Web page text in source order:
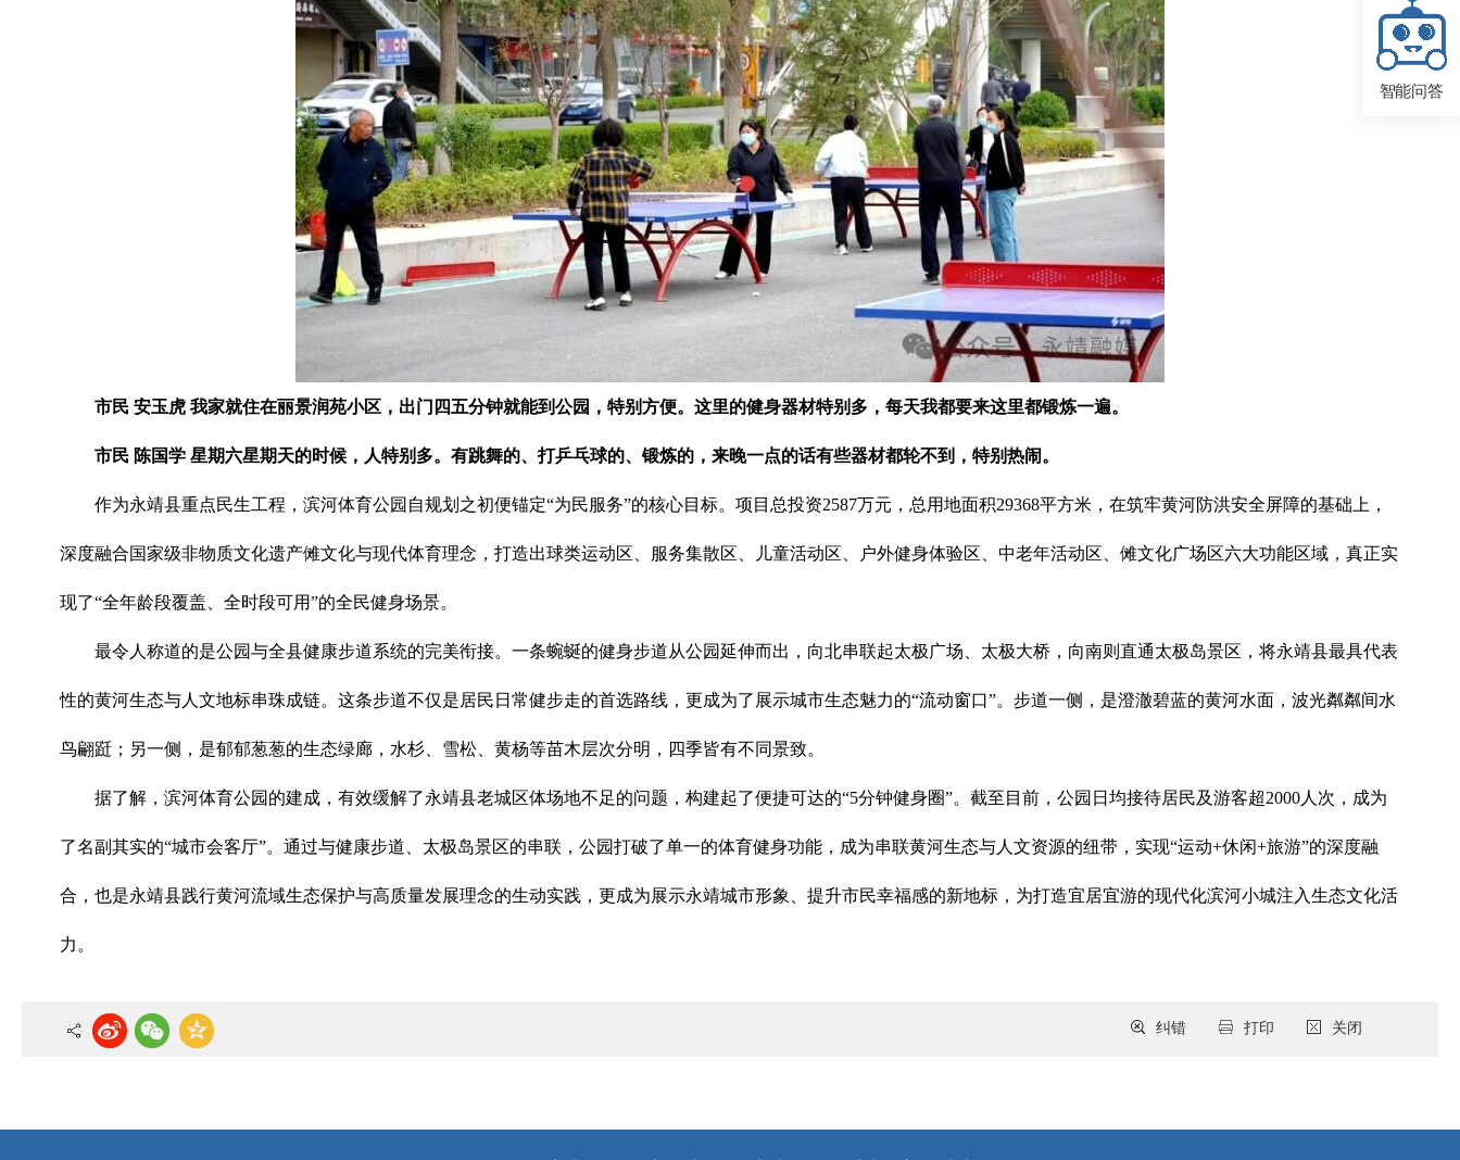
市民 安玉虎 我家就住在丽景润苑小区，出门四五分钟就能到公园，特别方便。这里的健身器材特别多，每天我都要来这里都锻炼一遍。
市民 陈国学 星期六星期天的时候，人特别多。有跳舞的、打乒乓球的、锻炼的，来晚一点的话有些器材都轮不到，特别热闹。
作为永靖县重点民生工程，滨河体育公园自规划之初便锚定“为民服务”的核心目标。项目总投资2587万元，总用地面积29368平方米，在筑牢黄河防洪安全屏障的基础上，
深度融合国家级非物质文化遗产傩文化与现代体育理念，打造出球类运动区、服务集散区、儿童活动区、户外健身体验区、中老年活动区、傩文化广场区六大功能区域，真正实
现了“全年龄段覆盖、全时段可用”的全民健身场景。
最令人称道的是公园与全县健康步道系统的完美衔接。一条蜿蜒的健身步道从公园延伸而出，向北串联起太极广场、太极大桥，向南则直通太极岛景区，将永靖县最具代表
性的黄河生态与人文地标串珠成链。这条步道不仅是居民日常健步走的首选路线，更成为了展示城市生态魅力的“流动窗口”。步道一侧，是澄澈碧蓝的黄河水面，波光粼粼间水
鸟翩跹；另一侧，是郁郁葱葱的生态绿廊，水杉、雪松、黄杨等苗木层次分明，四季皆有不同景致。
据了解，滨河体育公园的建成，有效缓解了永靖县老城区体场地不足的问题，构建起了便捷可达的“5分钟健身圈”。截至目前，公园日均接待居民及游客超2000人次，成为
了名副其实的“城市会客厅”。通过与健康步道、太极岛景区的串联，公园打破了单一的体育健身功能，成为串联黄河生态与人文资源的纽带，实现“运动+休闲+旅游”的深度融
合，也是永靖县践行黄河流域生态保护与高质量发展理念的生动实践，更成为展示永靖城市形象、提升市民幸福感的新地标，为打造宜居宜游的现代化滨河小城注入生态文化活
力。
关闭
打印
纠错
智能问答